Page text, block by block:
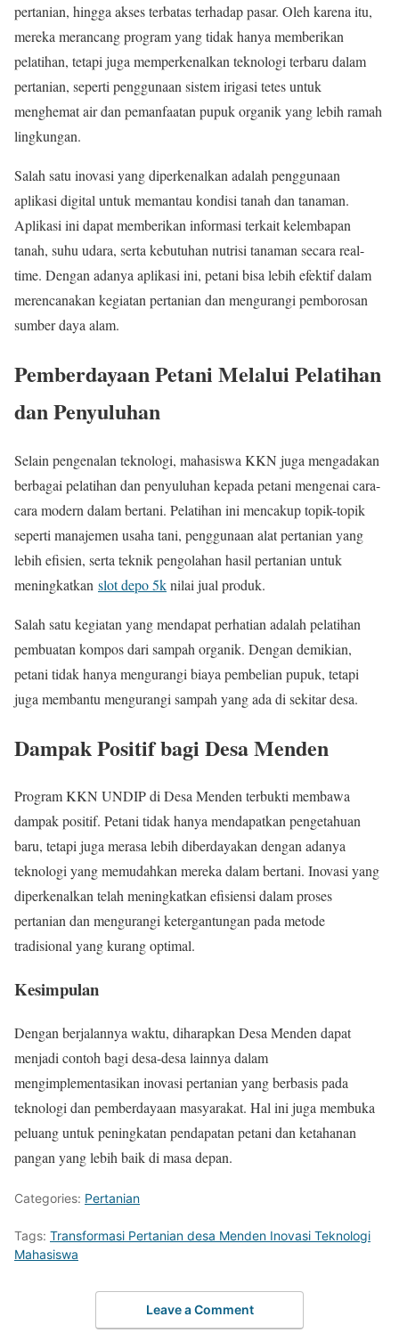
pertanian, hingga akses terbatas terhadap pasar. Oleh karena itu,
mereka merancang program yang tidak hanya memberikan
pelatihan, tetapi juga memperkenalkan teknologi terbaru dalam
pertanian, seperti penggunaan sistem irigasi tetes untuk
menghemat air dan pemanfaatan pupuk organik yang lebih ramah
lingkungan.
Salah satu inovasi yang diperkenalkan adalah penggunaan
aplikasi digital untuk memantau kondisi tanah dan tanaman.
Aplikasi ini dapat memberikan informasi terkait kelembapan
tanah, suhu udara, serta kebutuhan nutrisi tanaman secara real-
time. Dengan adanya aplikasi ini, petani bisa lebih efektif dalam
merencanakan kegiatan pertanian dan mengurangi pemborosan
sumber daya alam.
Pemberdayaan Petani Melalui Pelatihan
dan Penyuluhan
Selain pengenalan teknologi, mahasiswa KKN juga mengadakan
berbagai pelatihan dan penyuluhan kepada petani mengenai cara-
cara modern dalam bertani. Pelatihan ini mencakup topik-topik
seperti manajemen usaha tani, penggunaan alat pertanian yang
lebih efisien, serta teknik pengolahan hasil pertanian untuk
meningkatkan slot depo 5knilai jual produk.
Salah satu kegiatan yang mendapat perhatian adalah pelatihan
pembuatan kompos dari sampah organik. Dengan demikian,
petani tidak hanya mengurangi biaya pembelian pupuk, tetapi
juga membantu mengurangi sampah yang ada di sekitar desa.
Dampak Positif bagi Desa Menden
Program KKN UNDIP di Desa Menden terbukti membawa
dampak positif. Petani tidak hanya mendapatkan pengetahuan
baru, tetapi juga merasa lebih diberdayakan dengan adanya
teknologi yang memudahkan mereka dalam bertani. Inovasi yang
diperkenalkan telah meningkatkan efisiensi dalam proses
pertanian dan mengurangi ketergantungan pada metode
tradisional yang kurang optimal.
Kesimpulan
Dengan berjalannya waktu, diharapkan Desa Menden dapat
menjadi contoh bagi desa-desa lainnya dalam
mengimplementasikan inovasi pertanian yang berbasis pada
teknologi dan pemberdayaan masyarakat. Hal ini juga membuka
peluang untuk peningkatan pendapatan petani dan ketahanan
pangan yang lebih baik di masa depan.
Categories: Pertanian
Tags: Transformasi Pertanian desa Menden Inovasi Teknologi
Mahasiswa
Leave a Comment